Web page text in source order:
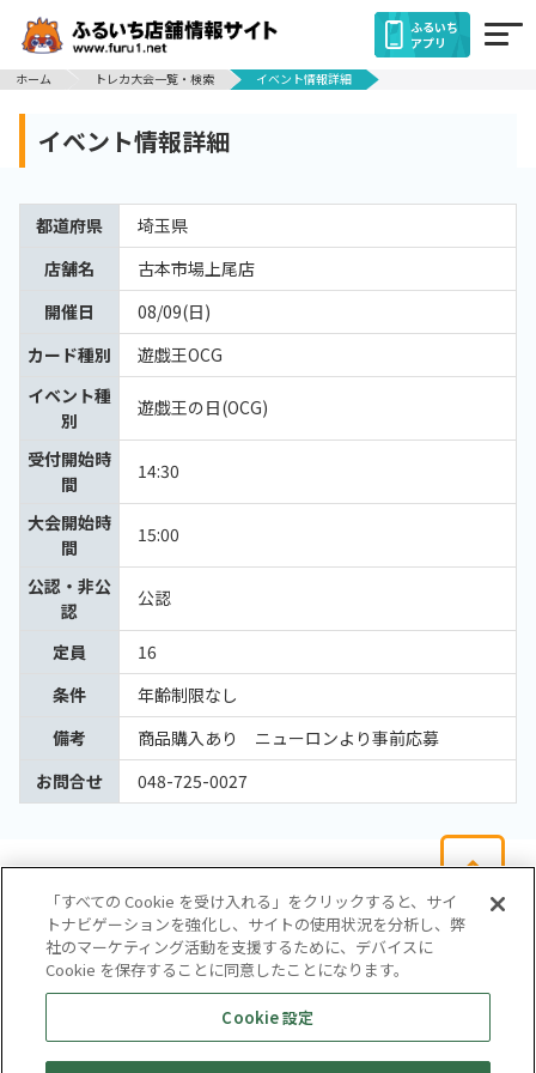
ふるいち
アプリ
ホーム
トレカ大会一覧・検索 イベント情報詳細
イベント情報詳細
都道府県
埼玉県
店舗名
古本市場上尾店
開催日
08/09(日)
カード種別
遊戯王OCG
イベント種
別
遊戯王の日(OCG)
受付開始時
間
14:30
大会開始時
間
15:00
公認・非公
認
公認
定員
16
条件
年齢制限なし
備考
商品購入あり ニューロンより事前応募
お問合せ
048-725-0027
会社概要
サイトマップ
お問い合わせ
個人情報保護方針
株式会社テイツー
「すべての Cookie を受け入れる」をクリックすると、サイ
トナビゲーションを強化し、サイトの使用状況を分析し、弊
社のマーケティング活動を支援するために、デバイスに
Cookie を保存することに同意したことになります。
Cookie 設定